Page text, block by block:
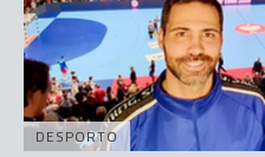
DESPORTO